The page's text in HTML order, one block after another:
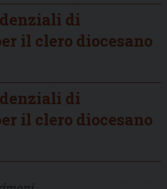
di
il clero diocesano
di
il clero diocesano